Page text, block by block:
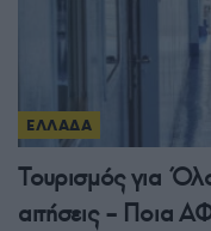
ΕΛΛΑΔΑ
Τουρισμός για
αιτήσεις – Ποια